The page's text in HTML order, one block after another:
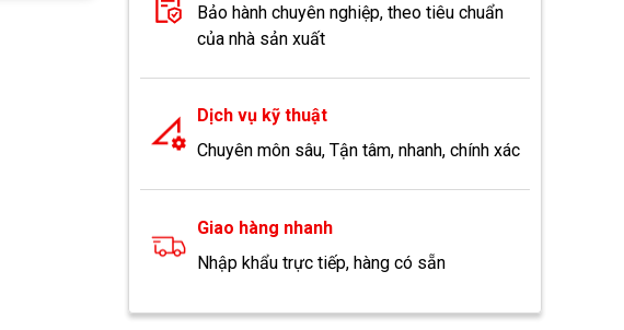
Bảo hành chuyên nghiệp, theo tiêu chuẩn
của nhà sản xuất
Dịch vụ kỹ thuật
Chuyên môn sâu, Tận tâm, nhanh, chính xác
Giao hàng nhanh
Nhập khẩu trực tiếp, hàng có sẵn